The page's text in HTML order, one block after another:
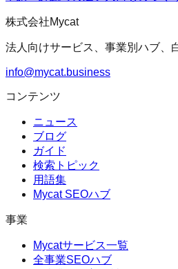
株式会社Mycat
法人向けサービス、事業別ハブ、
info@mycat.business
コンテンツ
ニュース
ブログ
ガイド
検索トピック
用語集
Mycat SEOハブ
事業
Mycatサービス一覧
全事業SEOハブ